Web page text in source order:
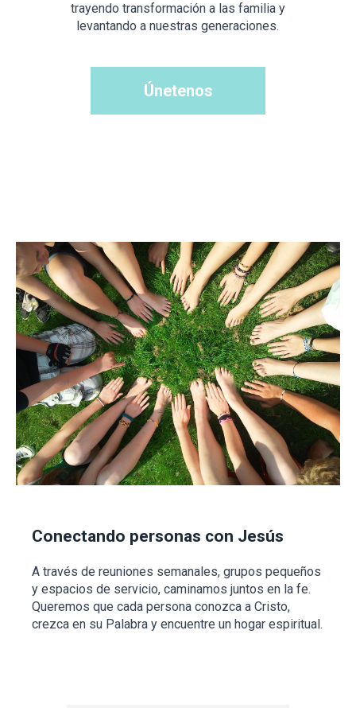
trayendo transformación a las familia y
levantando a nuestras generaciones.
Únetenos
Conectando personas con Jesús
A través de reuniones semanales, grupos pequeños
y espacios de servicio, caminamos juntos en la fe.
Queremos que cada persona conozca a Cristo,
crezca en su Palabra y encuentre un hogar espiritual.